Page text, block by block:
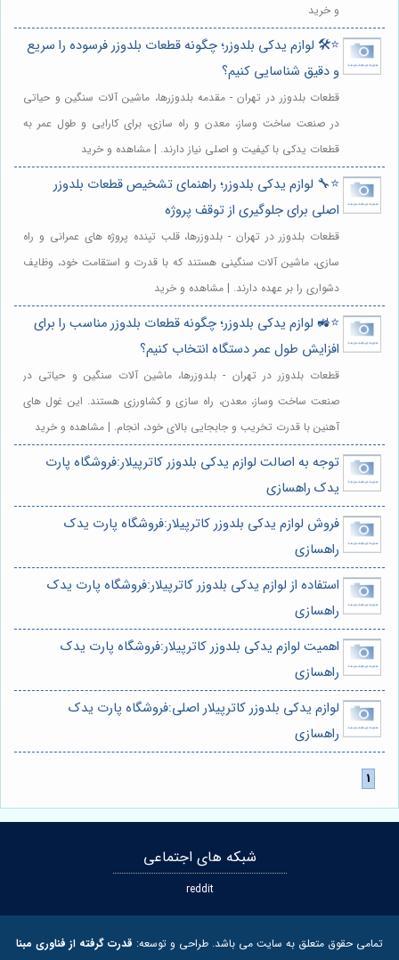
و خرید
⭐️🛠️ لوازم یدکی بلدوزر؛ چگونه قطعات بلدوزر فرسوده را سریع
و دقیق شناسایی کنیم؟
قطعات بلدوزر در تهران - مقدمه بلدوزرها، ماشین آلات سنگین و حیاتی
در صنعت ساخت وساز، معدن و راه سازی، برای کارایی و طول عمر به
قطعات یدکی با کیفیت و اصلی نیاز دارند. | مشاهده و خرید
⭐️🔧 لوازم یدکی بلدوزر؛ راهنمای تشخیص قطعات بلدوزر
اصلی برای جلوگیری از توقف پروژه
قطعات بلدوزر در تهران - بلدوزرها، قلب تپنده پروژه های عمرانی و راه
سازی، ماشین آلات سنگینی هستند که با قدرت و استقامت خود، وظایف
دشواری را بر عهده دارند. | مشاهده و خرید
⭐️🚜 لوازم یدکی بلدوزر؛ چگونه قطعات بلدوزر مناسب را برای
افزایش طول عمر دستگاه انتخاب کنیم؟
قطعات بلدوزر در تهران - بلدوزرها، ماشین آلات سنگین و حیاتی در
صنعت ساخت وساز، معدن، راه سازی و کشاورزی هستند. این غول های
آهنین با قدرت تخریب و جابجایی بالای خود، انجام. | مشاهده و خرید
توجه به اصالت لوازم یدکی بلدوزر کاترپیلار:فروشگاه پارت
یدک راهسازی
فروش لوازم یدکی بلدوزر کاترپیلار:فروشگاه پارت یدک
راهسازی
استفاده از لوازم یدکی بلدوزر کاترپیلار:فروشگاه پارت یدک
راهسازی
اهمیت لوازم یدکی بلدوزر کاترپیلار:فروشگاه پارت یدک
راهسازی
لوازم یدکی بلدوزر کاترپیلار اصلی:فروشگاه پارت یدک
راهسازی
شبکه های اجتماعی
reddit
تمامی حقوق متعلق به سایت می باشد. طراحی و توسعه: قدرت گرفته از فناوری مبنا